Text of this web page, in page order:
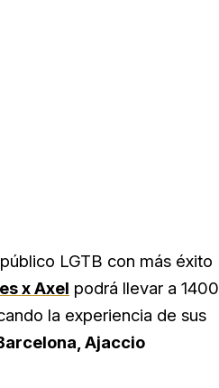
LGTB con más éxito
x Axel podrá llevar a 1400
la experiencia de sus
Ajaccio